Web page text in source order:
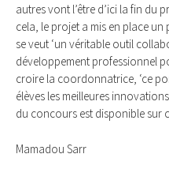
autres vont l’être d’ici la fin du
cela, le projet a mis en place un
se veut ‘un véritable outil
développement professionnel
croire la coordonnatrice, ‘ce
élèves les meilleures
du concours est disponible sur
Mamadou Sarr